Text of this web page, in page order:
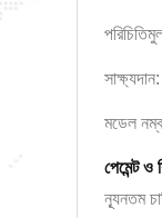
সাক্ষ্যদান:
মডেল
পেমেন্ট ও
ন্যূনতম